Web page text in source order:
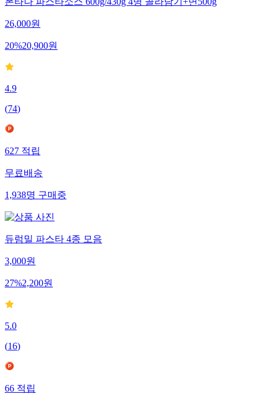
폰타나 파스타소스 600g/430g 4병 골라담기+면500g
26,000원
20%20,900원
4.9
(74)
627적립
무료배송
1,938명구매중
듀럼밀 파스타 4종 모음
3,000원
27%2,200원
5.0
(16)
66적립